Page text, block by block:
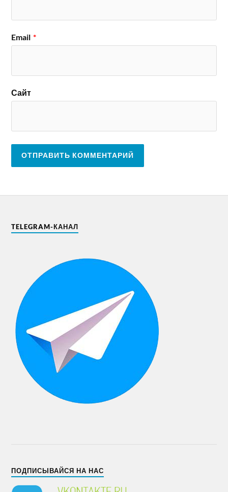
Email *
Сайт
TELEGRAM-КАНАЛ
ПОДПИСЫВАЙСЯ НА НАС